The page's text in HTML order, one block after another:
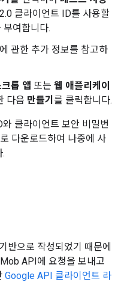
클라이언트 ID를 사용할
부여합니다.
에 관한 추가 정보를 참고하
톱 앱 또는 웹 애플리케이
다음 만들기 를 클릭합니다.
클라이언트 보안 비밀번
다운로드하여 나중에 사
으로 작성되었기 때문에
API에 요청을 보내고
Google API 클라이언트 라